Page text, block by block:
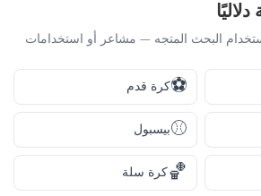
البحث المتجه — مشاعر أو استخدامات
⚽كرة قدم
⚾بيسبول
🏀كرة سلة